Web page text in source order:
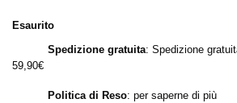
Esaurito
Spedizione gratuita: Spedizione
59,90€
Politica di Reso: per saperne di più